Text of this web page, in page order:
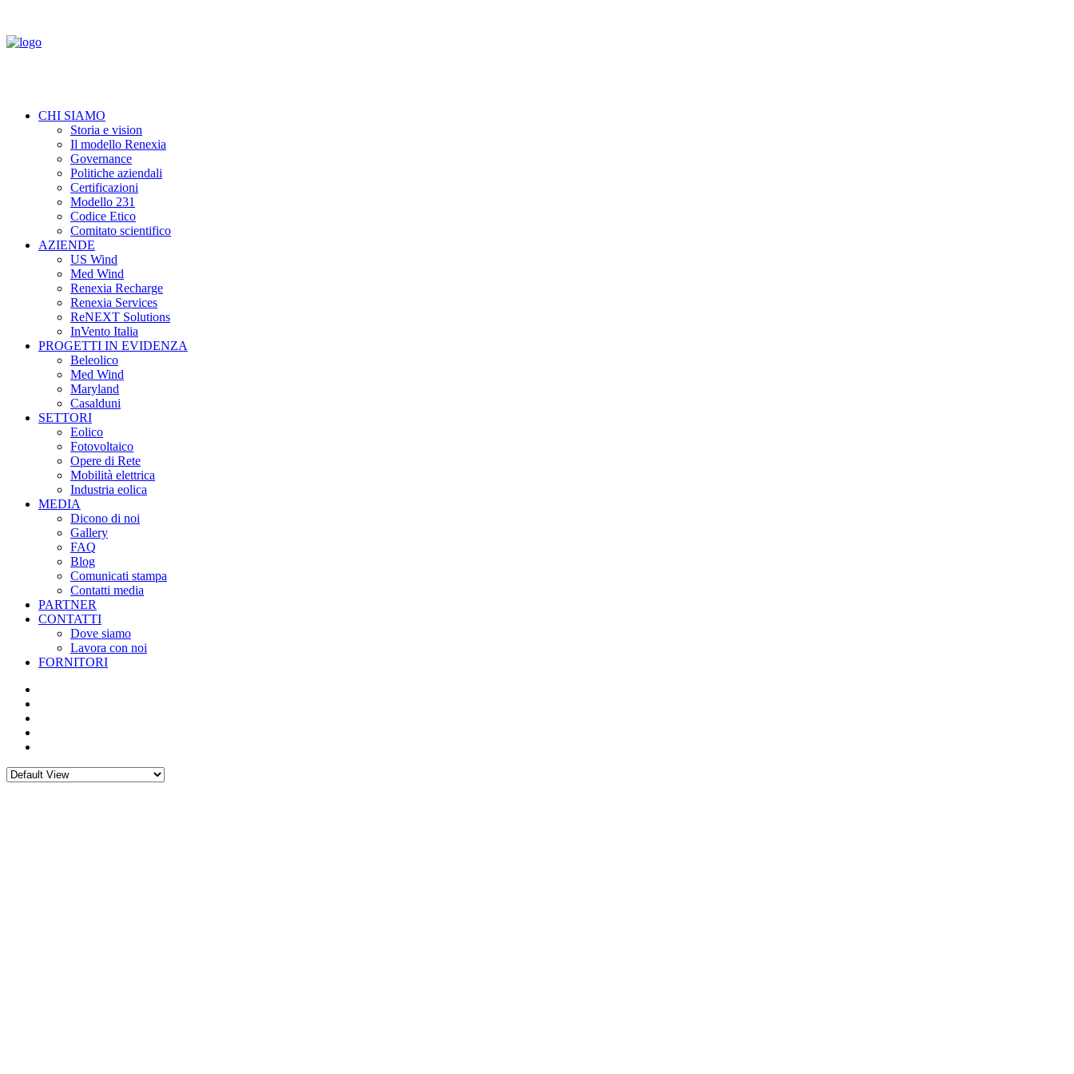
CHI SIAMO
Storia e vision
Il modello Renexia
Governance
Politiche aziendali
Certificazioni
Modello 231
Codice Etico
Comitato scientifico
AZIENDE
US Wind
Med Wind
Renexia Recharge
Renexia Services
ReNEXT Solutions
InVento Italia
PROGETTI IN EVIDENZA
Beleolico
Med Wind
Maryland
Casalduni
SETTORI
Eolico
Fotovoltaico
Opere di Rete
Mobilità elettrica
Industria eolica
MEDIA
Dicono di noi
Gallery
FAQ
Blog
Comunicati stampa
Contatti media
PARTNER
CONTATTI
Dove siamo
Lavora con noi
FORNITORI